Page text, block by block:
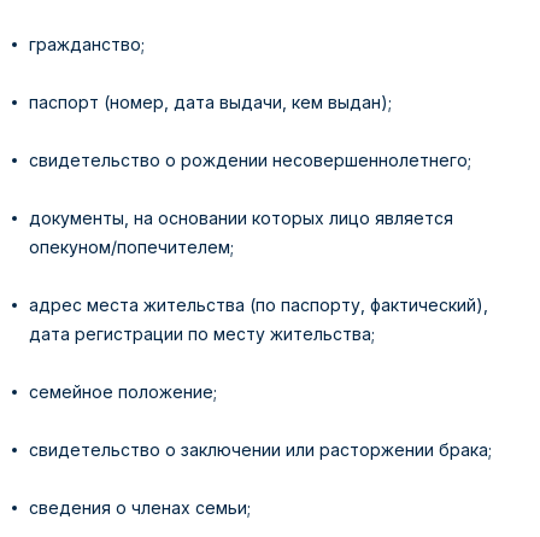
гражданство;
паспорт (номер, дата выдачи, кем выдан);
свидетельство о рождении несовершеннолетнего;
документы, на основании которых лицо является
опекуном/попечителем;
адрес места жительства (по паспорту, фактический),
дата регистрации по месту жительства;
семейное положение;
свидетельство о заключении или расторжении брака;
сведения о членах семьи;